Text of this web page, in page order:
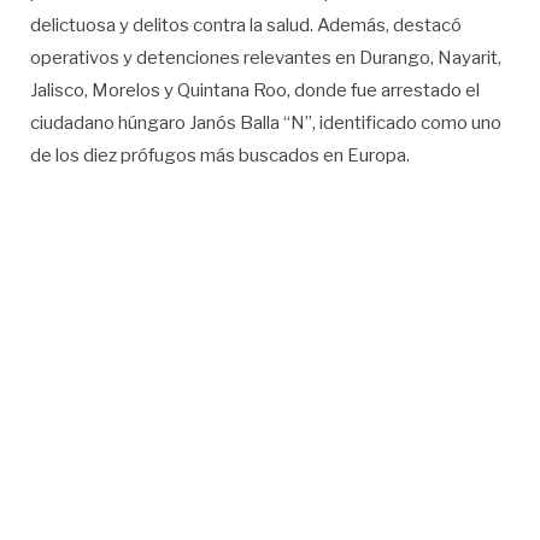
delictuosa y delitos contra la salud. Además, destacó
operativos y detenciones relevantes en Durango, Nayarit,
Jalisco, Morelos y Quintana Roo, donde fue arrestado el
ciudadano húngaro Janós Balla “N”, identificado como uno
de los diez prófugos más buscados en Europa.